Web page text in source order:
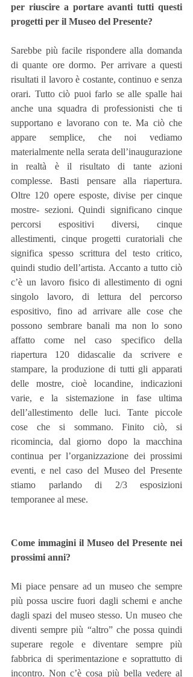
per riuscire a portare avanti tutti questi
progetti per il Museo del Presente?
Sarebbe più facile rispondere alla domanda
di quante ore dormo. Per arrivare a questi
risultati il lavoro è costante, continuo e senza
orari. Tutto ciò puoi farlo se alle spalle hai
anche una squadra di professionisti che ti
supportano e lavorano con te. Ma ciò che
appare semplice, che noi vediamo
materialmente nella serata dell’inaugurazione
in realtà è il risultato di tante azioni
complesse. Basti pensare alla riapertura.
Oltre 120 opere esposte, divise per cinque
mostre- sezioni. Quindi significano cinque
percorsi espositivi diversi, cinque
allestimenti, cinque progetti curatoriali che
significa spesso scrittura del testo critico,
quindi studio dell’artista. Accanto a tutto ciò
c’è un lavoro fisico di allestimento di ogni
singolo lavoro, di lettura del percorso
espositivo, fino ad arrivare alle cose che
possono sembrare banali ma non lo sono
affatto come nel caso specifico della
riapertura 120 didascalie da scrivere e
stampare, la produzione di tutti gli apparati
delle mostre, cioè locandine, indicazioni
varie, e la sistemazione in fase ultima
dell’allestimento delle luci. Tante piccole
cose che si sommano. Finito ciò, si
ricomincia, dal giorno dopo la macchina
continua per l’organizzazione dei prossimi
eventi, e nel caso del Museo del Presente
stiamo parlando di 2/3 esposizioni
temporanee al mese.
Come immagini il Museo del Presente nei
prossimi anni?
Mi piace pensare ad un museo che sempre
più possa uscire fuori dagli schemi e anche
dagli spazi del museo stesso. Un museo che
diventi sempre più “altro” che possa quindi
superare regole e diventare sempre più
fabbrica di sperimentazione e soprattutto di
incontro. Non c’è cosa più bella vedere al